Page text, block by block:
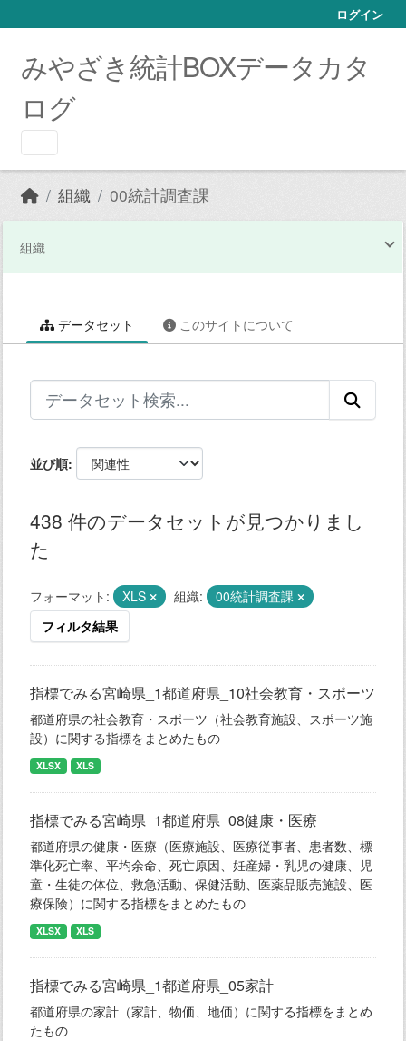
ログイン
みやざき統計BOXデータカタ
ログ
組織 00統計調査課
組織
データセット このサイトについて
並び順
438 件のデータセットが見つかりまし
た
フォーマット: XLS 組織:
00統計調査課
フィルタ結果
指標でみる宮崎県_1都道府県_10社会教育・スポーツ
都道府県の社会教育・スポーツ（社会教育施設、スポーツ施
設）に関する指標をまとめたもの
XLSX XLS
指標でみる宮崎県_1都道府県_08健康・医療
都道府県の健康・医療（医療施設、医療従事者、患者数、標
準化死亡率、平均余命、死亡原因、妊産婦・乳児の健康、児
童・生徒の体位、救急活動、保健活動、医薬品販売施設、医
療保険）に関する指標をまとめたもの
XLSX XLS
指標でみる宮崎県_1都道府県_05家計
都道府県の家計（家計、物価、地価）に関する指標をまとめ
たもの